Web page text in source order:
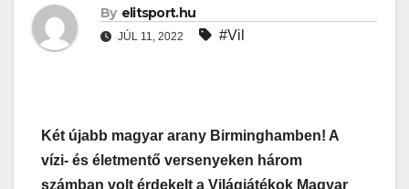
By elitsport.hu
JÚL 11, 2022 #Vil
Két újabb magyar arany Birminghamben! A
vízi- és életmentő versenyeken három
számban volt érdekelt a Világjátékok Magyar